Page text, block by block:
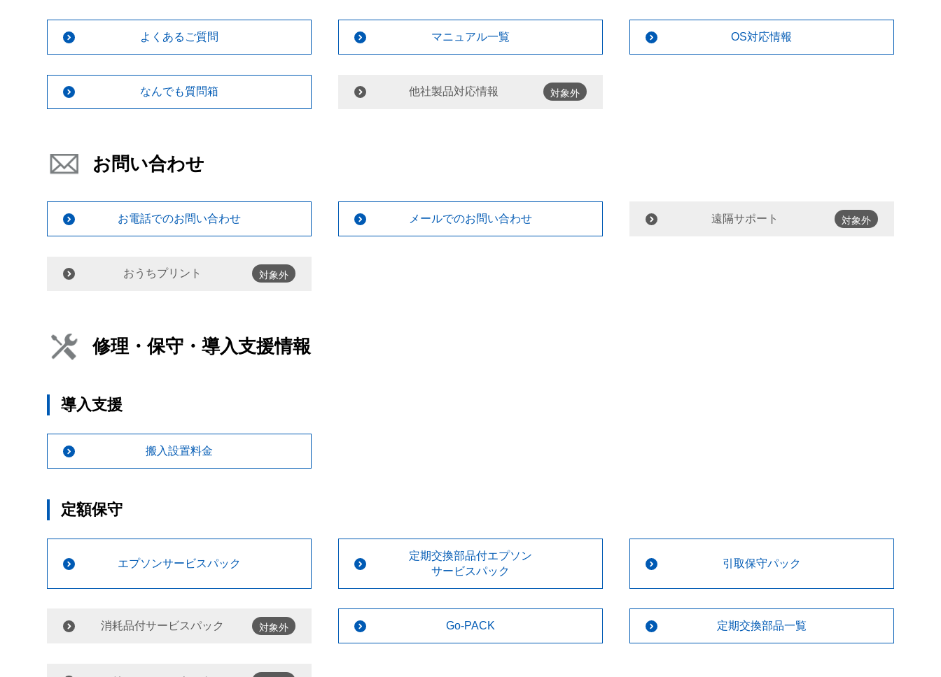
よくあるご質問 マニュアル一覧 OS対応情報
なんでも質問箱 他社製品対応情報 対象外
お問い合わせ
お電話でのお問い合わせ メールでのお問い合わせ 遠隔サポート 対象外
おうちプリント 対象外
修理・保守・導入支援情報
導入支援
搬入設置料金
定額保守
エプソンサービスパック
定期交換部品付エプソン
サービスパック
引取保守パック
消耗品付サービスパック 対象外 Go-PACK 定期交換部品一覧